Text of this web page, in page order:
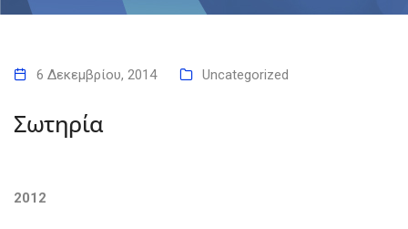
6 Δεκεμβρίου, 2014 Uncategorized
Σωτηρία
2012